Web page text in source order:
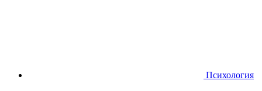
Психология